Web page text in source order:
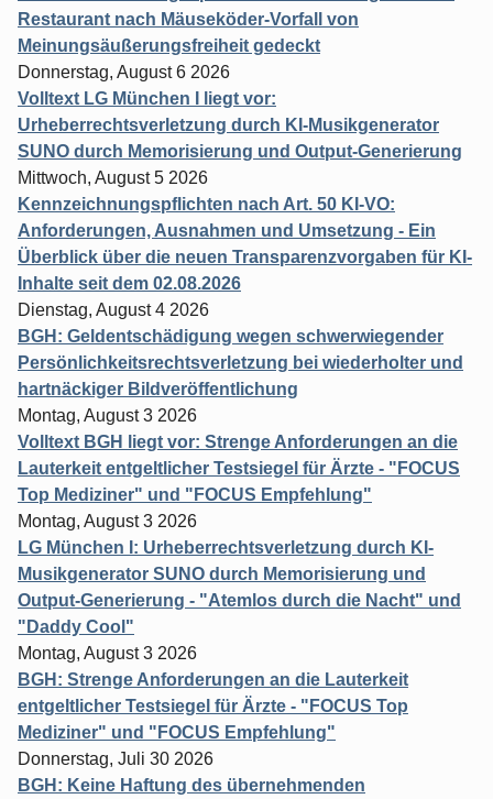
Restaurant nach Mäuseköder-Vorfall von
Meinungsäußerungsfreiheit gedeckt
Donnerstag, August 6 2026
Volltext LG München I liegt vor:
Urheberrechtsverletzung durch KI-Musikgenerator
SUNO durch Memorisierung und Output-Generierung
Mittwoch, August 5 2026
Kennzeichnungspflichten nach Art. 50 KI-VO:
Anforderungen, Ausnahmen und Umsetzung - Ein
Überblick über die neuen Transparenzvorgaben für KI-
Inhalte seit dem 02.08.2026
Dienstag, August 4 2026
BGH: Geldentschädigung wegen schwerwiegender
Persönlichkeitsrechtsverletzung bei wiederholter und
hartnäckiger Bildveröffentlichung
Montag, August 3 2026
Volltext BGH liegt vor: Strenge Anforderungen an die
Lauterkeit entgeltlicher Testsiegel für Ärzte - "FOCUS
Top Mediziner" und "FOCUS Empfehlung"
Montag, August 3 2026
LG München I: Urheberrechtsverletzung durch KI-
Musikgenerator SUNO durch Memorisierung und
Output-Generierung - "Atemlos durch die Nacht" und
"Daddy Cool"
Montag, August 3 2026
BGH: Strenge Anforderungen an die Lauterkeit
entgeltlicher Testsiegel für Ärzte - "FOCUS Top
Mediziner" und "FOCUS Empfehlung"
Donnerstag, Juli 30 2026
BGH: Keine Haftung des übernehmenden